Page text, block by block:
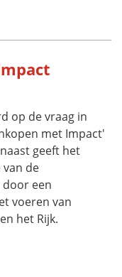
op de vraag in
met Impact'
geeft het
de
een
voeren van
het Rijk.